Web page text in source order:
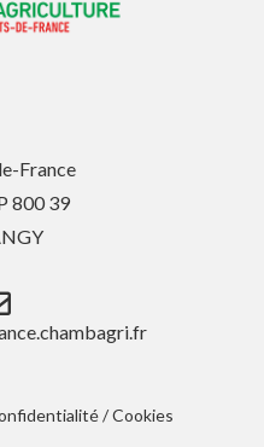
France
800 39
/Cookies